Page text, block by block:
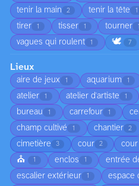
tenir la main 2 tenir la tête 1
tirer 1 tisser 1 tourner 1
vagues qui roulent 1 🕊️ 7
Lieux
aire de jeux 1 aquarium 1
atelier 1 atelier d'artiste 1
bureau 1 carrefour 1
champ cultivé 1 chantier 2
cimetière 3 cour 2
⛪ 1 enclos 1 entrée
escalier extérieur 1 espace